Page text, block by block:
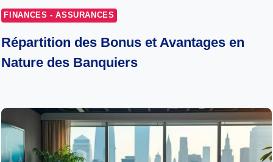
FINANCES - ASSURANCES
Répartition des Bonus et Avantages en
Nature des Banquiers